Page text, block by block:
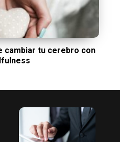
cambiar tu cerebro con